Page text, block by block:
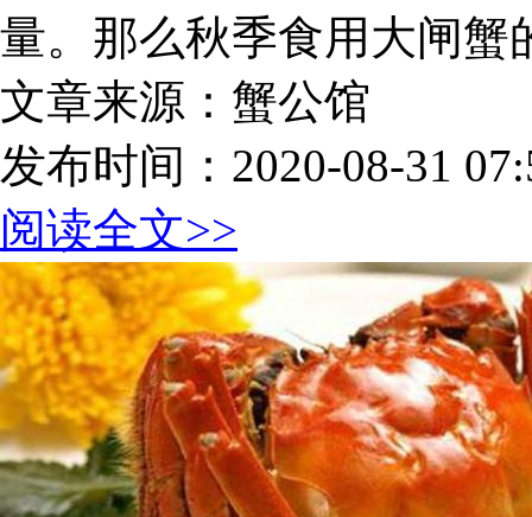
量。那么秋季食用大闸
文章来源：蟹公馆
发布时间：2020-08-31
阅读全文>>